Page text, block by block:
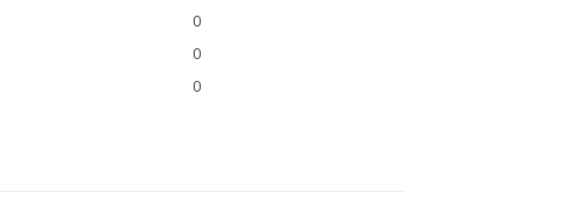
0
0
0